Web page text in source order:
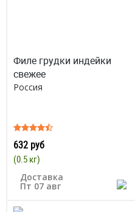
Филе грудки индейки
свежее
Россия
632 руб
(0.5 кг)
Доставка
Пт 07 авг